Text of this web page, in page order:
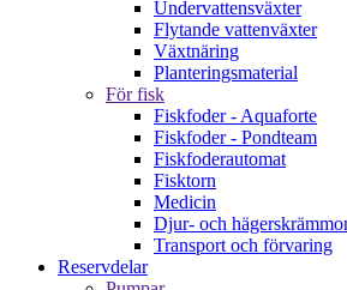
Undervattensväxter
Flytande vattenväxter
Växtnäring
Planteringsmaterial
För fisk
Fiskfoder - Aquaforte
Fiskfoder - Pondteam
Fiskfoderautomat
Fisktorn
Medicin
Djur- och
Transport och förvaring
Reservdelar